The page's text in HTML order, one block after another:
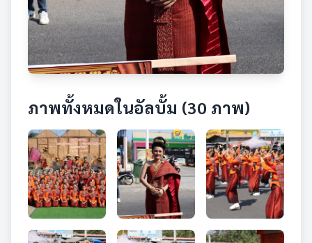
ภาพทั้งหมดในอัลบั้ม (30 ภาพ)